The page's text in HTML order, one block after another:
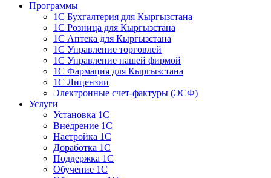
Программы
1С Бухгалтерия для Кыргызстана
1С Розница для Кыргызстана
1С Аптека для Кыргызстана
1С Управление торговлей
1С Управление нашей фирмой
1С Фармация для Кыргызстана
1С Лицензии
Электронные счет-фактуры (ЭСФ)
Услуги
Установка 1С
Внедрение 1С
Настройка 1С
Доработка 1С
Поддержка 1С
Обучение 1С